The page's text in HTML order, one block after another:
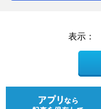
表示：